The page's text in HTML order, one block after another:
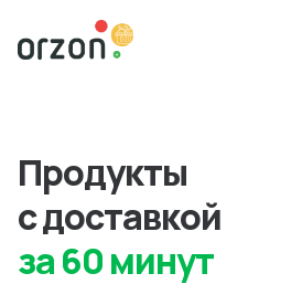
Продукты
с доставкой
за 60 минут